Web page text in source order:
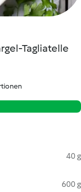
Tagliatelle
40 g
600 g